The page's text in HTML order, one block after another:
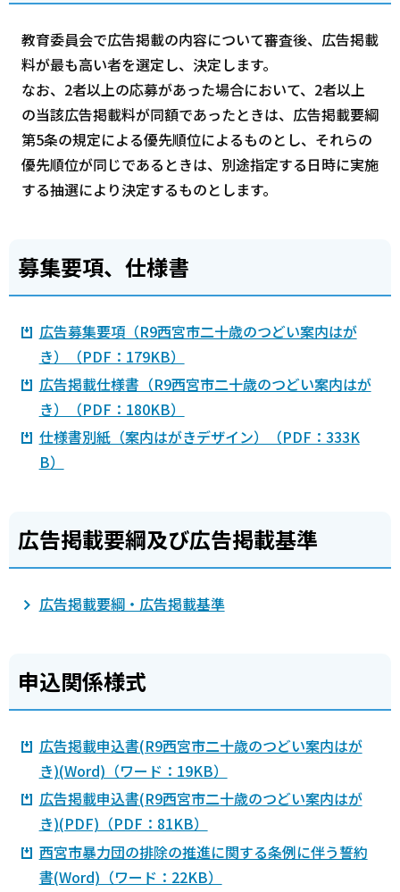
教育委員会で広告掲載の内容について審査後、広告掲載
料が最も高い者を選定し、決定します。
なお、2者以上の応募があった場合において、2者以上
の当該広告掲載料が同額であったときは、広告掲載要綱
第5条の規定による優先順位によるものとし、それらの
優先順位が同じであるときは、別途指定する日時に実施
する抽選により決定するものとします。
募集要項、仕様書
広告募集要項（R9西宮市二十歳のつどい案内はが
き）（PDF：179KB）
広告掲載仕様書（R9西宮市二十歳のつどい案内はが
き）（PDF：180KB）
仕様書別紙（案内はがきデザイン）（PDF：333K
B）
広告掲載要綱及び広告掲載基準
広告掲載要綱・広告掲載基準
申込関係様式
広告掲載申込書(R9西宮市二十歳のつどい案内はが
き)(Word)（ワード：19KB）
広告掲載申込書(R9西宮市二十歳のつどい案内はが
き)(PDF)（PDF：81KB）
西宮市暴力団の排除の推進に関する条例に伴う誓約
書(Word)（ワード：22KB）